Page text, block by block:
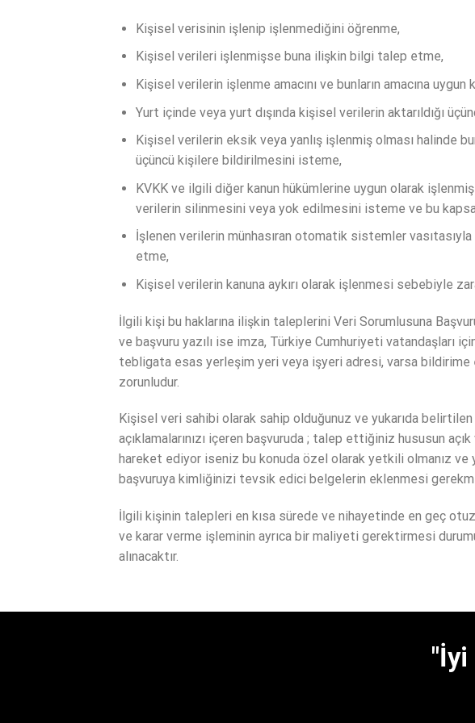
Kişisel verisinin işlenip işlenmediğini öğrenme,
Kişisel verileri işlenmişse buna ilişkin bilgi talep etme,
Kişisel verilerin işlenme amacını ve bunların amacına uygun
Yurt içinde veya yurt dışında kişisel verilerin aktarıldığı
Kişisel verilerin eksik veya yanlış işlenmiş olması halinde
üçüncü kişilere bildirilmesini isteme,
KVKK ve ilgili diğer kanun hükümlerine uygun olarak
verilerin silinmesini veya yok edilmesini isteme ve bu
İşlenen verilerin münhasıran otomatik sistemler
etme,
Kişisel verilerin kanuna aykırı olarak işlenmesi sebebiyle
İlgili kişi bu haklarına ilişkin taleplerini Veri Sorumlusuna
ve başvuru yazılı ise imza, Türkiye Cumhuriyeti vatandaşları
tebligata esas yerleşim yeri veya işyeri adresi, varsa
zorunludur.
Kişisel veri sahibi olarak sahip olduğunuz ve yukarıda
açıklamalarınızı içeren başvuruda ; talep ettiğiniz hususun
hareket ediyor iseniz bu konuda özel olarak yetkili olmanız
başvuruya kimliğinizi tevsik edici belgelerin eklenmesi
İlgili kişinin talepleri en kısa sürede ve nihayetinde en geç
ve karar verme işleminin ayrıca bir maliyeti gerektirmesi
alınacaktır.
"İyi